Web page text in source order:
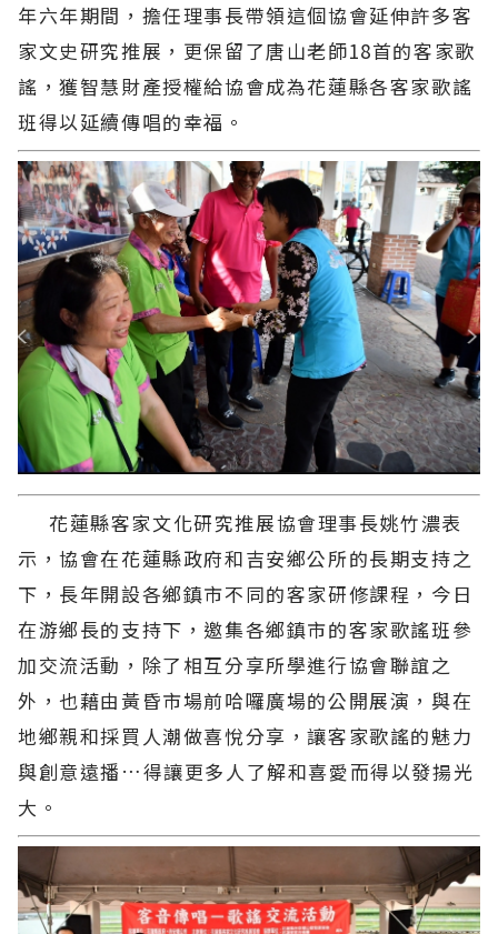
年六年期間，擔任理事長帶領這個協會延伸許多客
家文史研究推展，更保留了唐山老師18首的客家歌
謠，獲智慧財產授權給協會成為花蓮縣各客家歌謠
班得以延續傳唱的幸福。
花蓮縣客家文化研究推展協會理事長姚竹濃表
示，協會在花蓮縣政府和吉安鄉公所的長期支持之
下，長年開設各鄉鎮市不同的客家研修課程，今日
在游鄉長的支持下，邀集各鄉鎮市的客家歌謠班參
加交流活動，除了相互分享所學進行協會聯誼之
外，也藉由黃昏市場前哈囉廣場的公開展演，與在
地鄉親和採買人潮做喜悅分享，讓客家歌謠的魅力
與創意遠播…得讓更多人了解和喜愛而得以發揚光
大。